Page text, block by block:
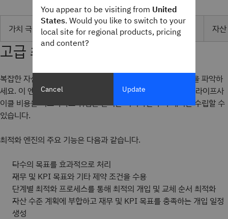
가치 극대화 자신 있는 계획 수립 목표에 맞게 조정 자
고급 최적화 엔진
복잡한 자산 데이터를 신속하게 분석하여 효과적인 투자 전략을 파악하
세요. 이 엔진은 다양한 목표와 제약 조건을 처리할 수 있으며, 라이프사
이클 비용을 최소화하고 위험을 줄이는 최적화된 투자 계획을 수립할 수
있습니다.
최적화 엔진의 주요 기능은 다음과 같습니다.
다수의 목표를 효과적으로 처리
재무 및 KPI 목표와 기타 제약 조건을 수용
단계별 최적화 프로세스를 통해 최적의 개입 및 교체 순서 최적화
자산 수준 계획에 부합하고 재무 및 KPI 목표를 충족하는 개입 일정
생성
You appear to be visiting from United
States. Would you like to switch to your
local site for regional products, pricing
and content?
Cancel Update